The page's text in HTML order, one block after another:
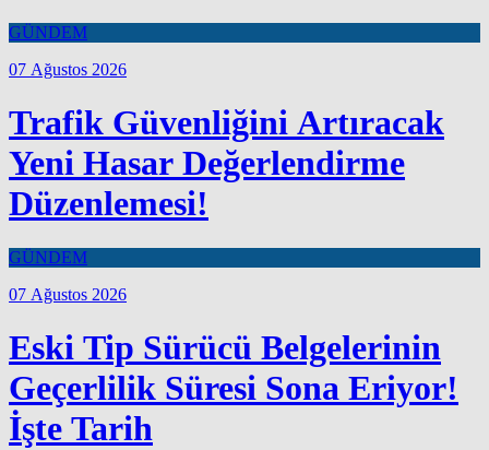
GÜNDEM
07 Ağustos 2026
Trafik Güvenliğini Artıracak
Yeni Hasar Değerlendirme
Düzenlemesi!
GÜNDEM
07 Ağustos 2026
Eski Tip Sürücü Belgelerinin
Geçerlilik Süresi Sona Eriyor!
İşte Tarih